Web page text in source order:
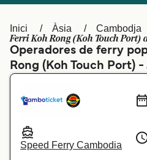
Ελλάδα
Polska
Schweiz (DE)
المغرب
Inici Àsia Cambodja
Ferri Koh Rong (Koh Touch
Operadores de ferry
Rong (Koh Touch Port) -
Speed Ferry Cambodia